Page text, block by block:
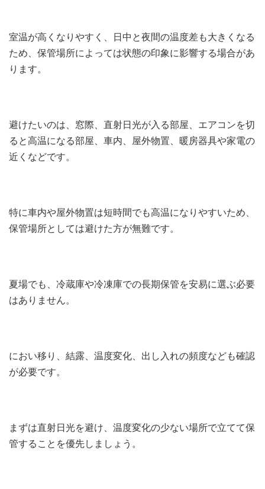
室温が高くなりやすく、日中と夜間の温度差も大きくなる
ため、保管場所によっては状態の印象に影響する場合があ
ります。
避けたいのは、窓際、直射日光が入る部屋、エアコンを切
ると高温になる部屋、車内、屋外物置、暖房器具や家電の
近くなどです。
特に車内や屋外物置は短時間でも高温になりやすいため、
保管場所としては避けた方が無難です。
夏場でも、冷蔵庫や冷凍庫での長期保管を安易に選ぶ必要
はありません。
におい移り、結露、温度変化、出し入れの頻度なども確認
が必要です。
まずは直射日光を避け、温度変化の少ない場所で立てて保
管することを優先しましょう。